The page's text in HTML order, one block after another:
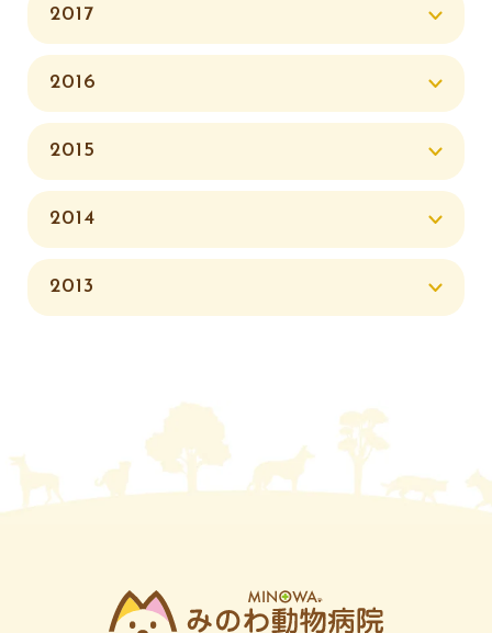
2017
2016
2015
2014
2013